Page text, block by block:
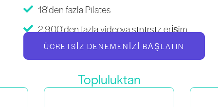
18'den fazla Pilates
2.900'den fazla videoya sınırsız erişim
ÜCRETSIZ DENEMENIZI BAŞLATIN
Topluluktan